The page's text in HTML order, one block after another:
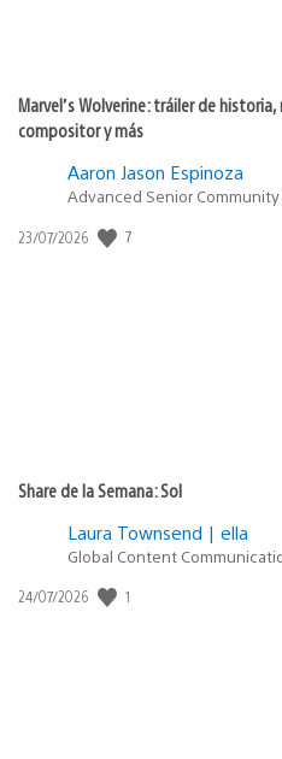
Marvel’s Wolverine: tráiler de
compositor y más
Aaron Jason Espinoza
Advanced Senior
Fecha
23/07/2026 7
Share de la Semana: Sol
Laura Townsend | ella
Global Content
Fecha
24/07/2026 1